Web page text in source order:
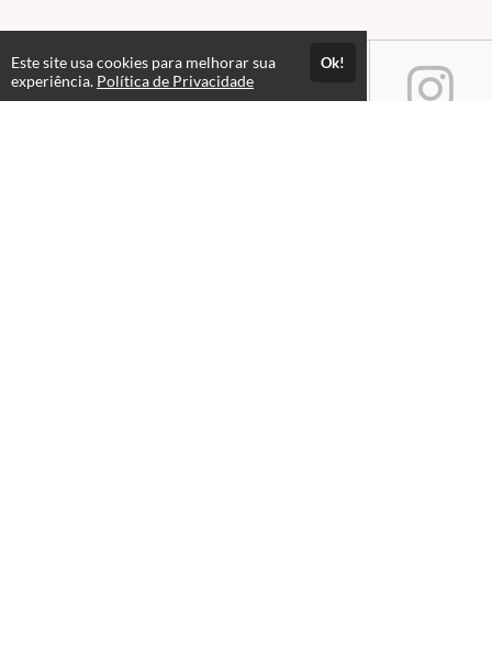
Este site usa cookies para melhorar sua
experiência. Política de Privacidade
Ok!